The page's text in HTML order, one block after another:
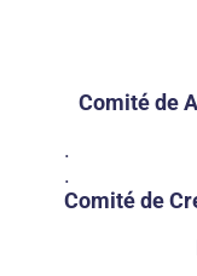
Comité de
.
.
Comité de